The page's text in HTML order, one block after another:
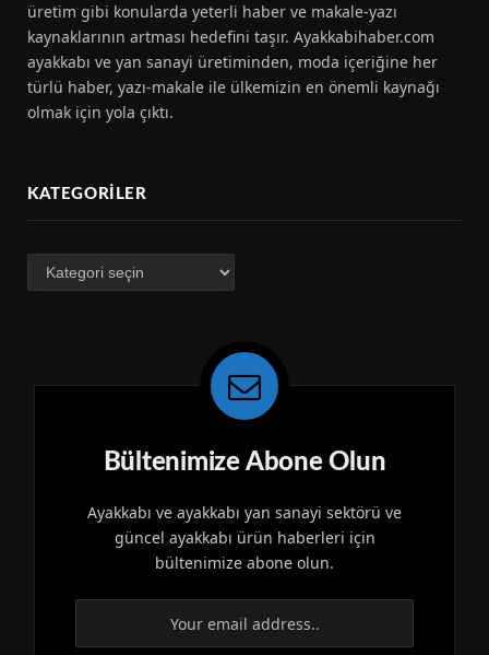
üretim gibi konularda yeterli haber ve makale-yazı
kaynaklarının artması hedefini taşır. Ayakkabihaber.com
ayakkabı ve yan sanayi üretiminden, moda içeriğine her
türlü haber, yazı-makale ile ülkemizin en önemli kaynağı
olmak için yola çıktı.
KATEGORILER
Kategoriler
Bültenimize Abone Olun
Ayakkabı ve ayakkabı yan sanayi sektörü ve
güncel ayakkabı ürün haberleri için
bültenimize abone olun.